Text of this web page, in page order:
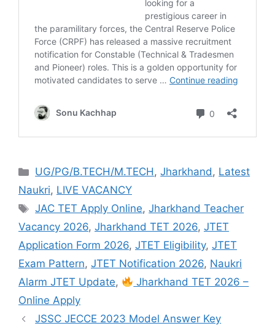
UG/PG/B.TECH/M.TECH,Jharkhand, Latest
Naukri, LIVE VACANCY
JAC TET Apply Online,Jharkhand Teacher
Vacancy 2026, Jharkhand TET 2026, JTET
Application Form 2026, JTET Eligibility, JTET
Exam Pattern, JTET Notification 2026, Naukri
Alarm JTET Update,
Jharkhand TET 2026 –
Online Apply
JSSC JECCE 2023 Model Answer Key